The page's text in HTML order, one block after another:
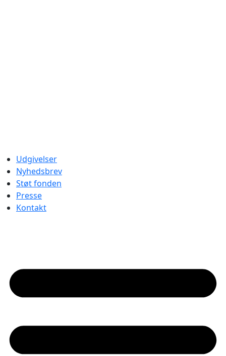
Udgivelser
Nyhedsbrev
Støt fonden
Presse
Kontakt